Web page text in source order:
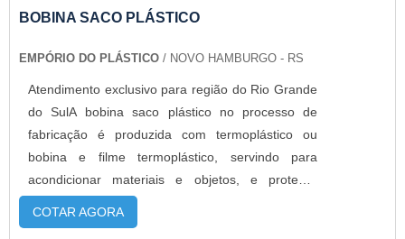
BOBINA SACO PLÁSTICO
EMPÓRIO DO PLÁSTICO / NOVO HAMBURGO - RS
Atendimento exclusivo para região do Rio Grande
do SulA bobina saco plástico no processo de
fabricação é produzida com termoplástico ou
bobina e filme termoplástico, servindo para
acondicionar materiais e objetos, e proteger
inúmeros bens de consumo, especialmente
alimentos perecíveis e não perecíveis. As bobinas
COTAR AGORA